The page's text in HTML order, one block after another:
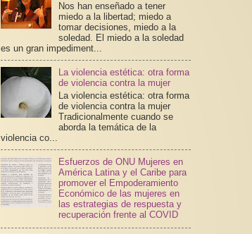
Nos han enseñado a tener
miedo a la libertad; miedo a
tomar decisiones, miedo a la
soledad. El miedo a la soledad
es un gran impediment...
La violencia estética: otra forma
de violencia contra la mujer
La violencia estética: otra forma
de violencia contra la mujer
Tradicionalmente cuando se
aborda la temática de la
violencia co...
Esfuerzos de ONU Mujeres en
América Latina y el Caribe para
promover el Empoderamiento
Económico de las mujeres en
las estrategias de respuesta y
recuperación frente al COVID